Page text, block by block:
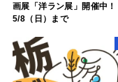
画展「洋ラン展」開催中！
5/8（日）まで